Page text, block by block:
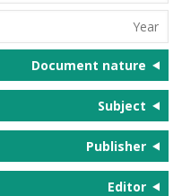
(s)
Year
Document nature
Subject
Publisher
Editor